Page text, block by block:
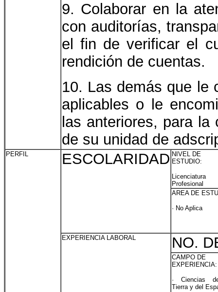
9. Colaborar en la
con auditorías,
el fin de verificar el
rendición de cuentas.
10. Las demás que le
aplicables o le
las anteriores, para
de su unidad de
PERFIL ESCOLARIDAD NIVEL DE
ESTUDIO:
Profesional
AREA DE
· No Aplica
EXPERIENCIA LABORAL NO.
CAMPO DE
EXPERIENCIA:
· Ciencias
Tierra y del